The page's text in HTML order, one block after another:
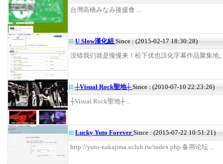
台灣高橋みなみ後援會 ...
U Slow漢化組 Since : (2015-02-17 18:30:28)
没错我们就是慢慢来！松下优也汉化字幕作品聚集地
┼Visual Rock聖地┼Since : (2010-07-10 22:23:26)
┼Visual Rock聖地┼ ...
Lucky Yuto Forever Since : (2015-07-22 10:51:21)
http://yuto-nakajima.xclub.tw/index.php 备用论坛 ...